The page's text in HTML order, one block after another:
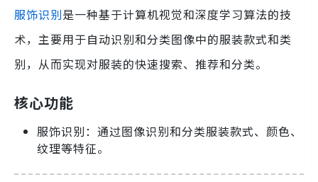
服饰识别是一种基于计算机视觉和深度学习算法的技
术，主要用于自动识别和分类图像中的服装款式和类
别，从而实现对服装的快速搜索、推荐和分类。
核心功能
服饰识别：通过图像识别和分类服装款式、颜色、
纹理等特征。